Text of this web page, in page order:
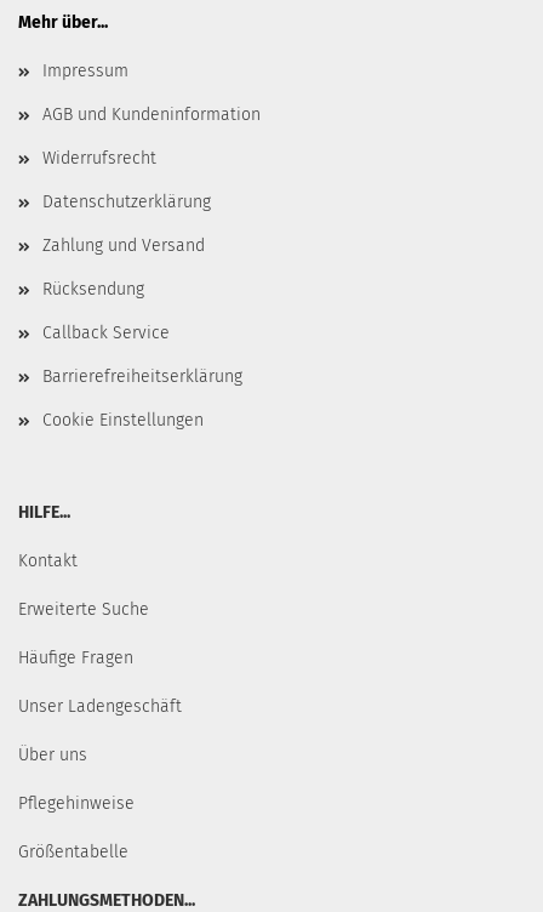
Mehr über...
Impressum
AGB und Kundeninformation
Widerrufsrecht
Datenschutzerklärung
Zahlung und Versand
Rücksendung
Callback Service
Barrierefreiheitserklärung
Cookie Einstellungen
HILFE...
Kontakt
Erweiterte Suche
Häufige Fragen
Unser Ladengeschäft
Über uns
Pflegehinweise
Größentabelle
ZAHLUNGSMETHODEN...